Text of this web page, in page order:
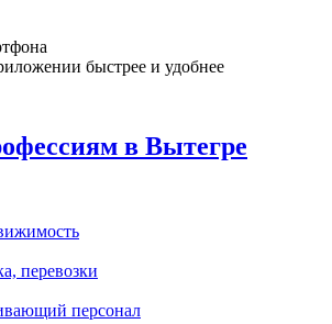
быстрее и удобнее
в Вытегре
перевозки
персонал